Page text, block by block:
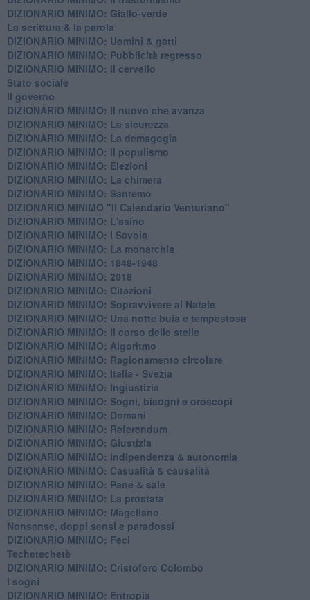
DIZIONARIO MINIMO: Giallo-verde
La scrittura & la parola
​DIZIONARIO MINIMO: Uomini & gatti
DIZIONARIO MINIMO: ​Pubblicità regresso
DIZIONARIO MINIMO: Il cervello
Stato sociale
Il governo
DIZIONARIO MINIMO: Il nuovo che avanza
DIZIONARIO MINIMO: La sicurezza
DIZIONARIO MINIMO: La demagogia
DIZIONARIO MINIMO: Il populismo
DIZIONARIO MINIMO: Elezioni
DIZIONARIO MINIMO: La chimera
DIZIONARIO MINIMO: Sanremo
DIZIONARIO MINIMO "Il Calendario Venturiano"
DIZIONARIO MINIMO: L'asino
DIZIONARIO MINIMO: I Savoia
DIZIONARIO MINIMO: La monarchia
DIZIONARIO MINIMO: 1848-1948
DIZIONARIO MINIMO: 2018
DIZIONARIO MINIMO: Citazioni
DIZIONARIO MINIMO: ​Sopravvivere al Natale
DIZIONARIO MINIMO: ​Una notte buia e tempestosa
DIZIONARIO MINIMO: Il corso delle stelle
DIZIONARIO MINIMO: Algoritmo
DIZIONARIO MINIMO: Ragionamento circolare
DIZIONARIO MINIMO: Italia - Svezia
DIZIONARIO MINIMO: ​Ingiustizia
DIZIONARIO MINIMO: ​Sogni, bisogni e oroscopi
DIZIONARIO MINIMO: Domani
DIZIONARIO MINIMO: Referendum
DIZIONARIO MINIMO: Giustizia
DIZIONARIO MINIMO: ​Indipendenza & autonomia
DIZIONARIO MINIMO: ​Casualità & causalità
​DIZIONARIO MINIMO: Pane & sale
DIZIONARIO MINIMO: La prostata
​DIZIONARIO MINIMO: Magellano
Nonsense, doppi sensi e paradossi
DIZIONARIO MINIMO: Feci
Techetechetè
DIZIONARIO MINIMO: Cristoforo Colombo
I sogni
DIZIONARIO MINIMO: Entropia